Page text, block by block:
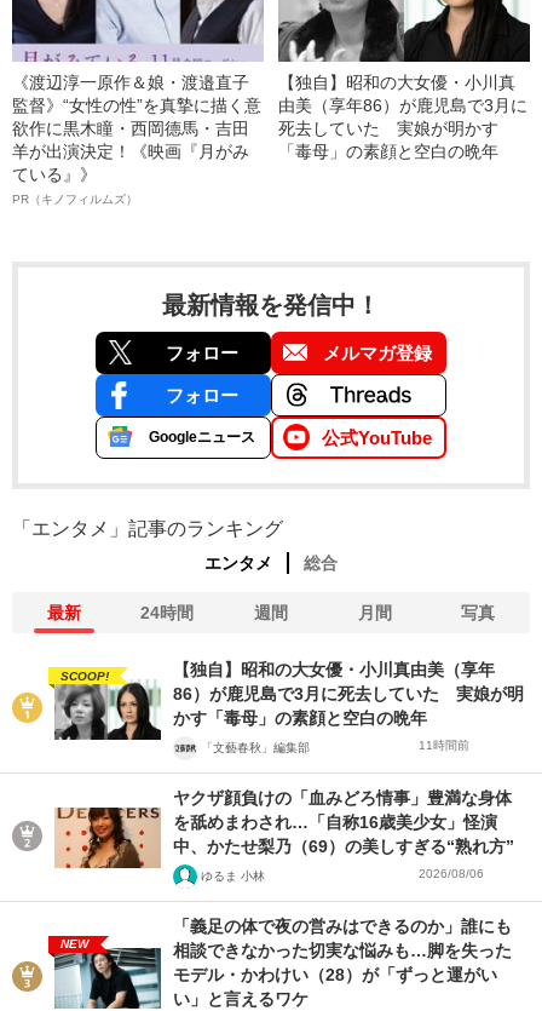
《渡辺淳一原作＆娘・渡邉直子
監督》“女性の性”を真摯に描く意
欲作に黒木瞳・西岡德馬・吉田
羊が出演決定！《映画『月がみ
ている』》
PR（キノフィルムズ）
【独自】昭和の大女優・小川真
由美（享年86）が鹿児島で3月に
死去していた 実娘が明かす
「毒母」の素顔と空白の晩年
最新情報を発信中！
フォロー メルマガ登録
フォロー
Googleニュース 公式YouTube
「エンタメ」記事のランキング
エンタメ 総合
最新 24時間 週間 月間 写真
SCOOP!
【独自】昭和の大女優・小川真由美（享年
86）が鹿児島で3月に死去していた 実娘が明
かす「毒母」の素顔と空白の晩年
「文藝春秋」編集部 11時間前
ヤクザ顔負けの「血みどろ情事」豊満な身体
を舐めまわされ…「自称16歳美少女」怪演
中、かたせ梨乃（69）の美しすぎる“熟れ方”
ゆるま 小林 2026/08/06
NEW
「義足の体で夜の営みはできるのか」誰にも
相談できなかった切実な悩みも…脚を失った
モデル・かわけい（28）が「ずっと運がい
い」と言えるワケ